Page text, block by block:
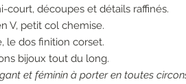
court, découpes et détails raffinés.
V, petit col chemise.
le dos finition corset.
bijoux tout du long.
et féminin à porter en toutes